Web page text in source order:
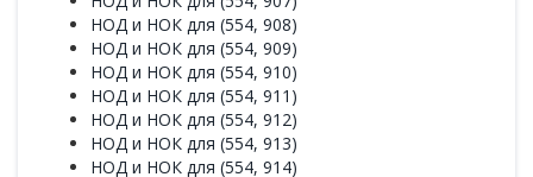
НОД и НОК для (554, 908)
НОД и НОК для (554, 909)
НОД и НОК для (554, 910)
НОД и НОК для (554, 911)
НОД и НОК для (554, 912)
НОД и НОК для (554, 913)
НОД и НОК для (554, 914)